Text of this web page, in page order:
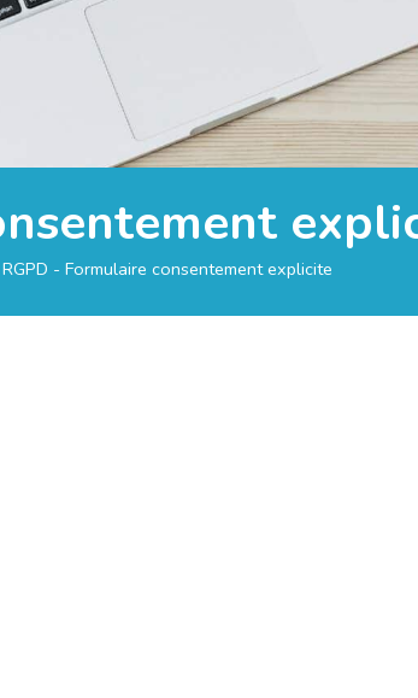
RGPD - Formulaire consentement explicite